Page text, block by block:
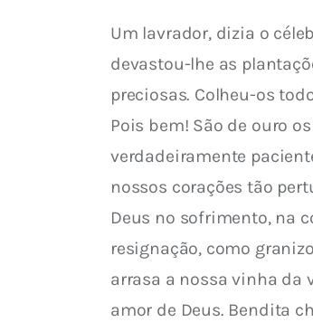
Um lavrador, dizia o
devastou-lhe as
preciosas. Colheu-os
Pois bem! São de ouro
verdadeiramente
nossos corações tão
Deus no sofrimento, na
resignação, como
arrasa a nossa vinha da
amor de Deus. Bendita